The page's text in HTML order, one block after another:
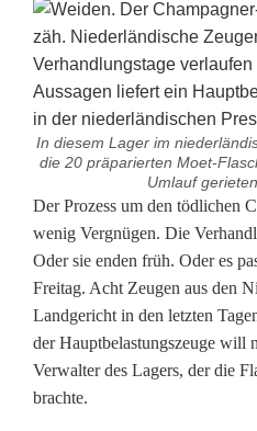
In diesem Lager im
die 20 präparierten Moet-
Umlauf
T
ö
d
l
i
Der Prozess um den tödlichen
wenig Vergnügen. Die
Oder sie enden früh. Oder es
Freitag. Acht Zeugen aus den
Landgericht in den letzten
der Hauptbelastungszeuge will
Verwalter des Lagers, der die
brachte.